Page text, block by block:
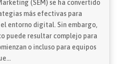
(SEM) se ha convertido
más efectivas para
entorno digital. Sin embargo,
puede resultar complejo para
o incluso para equipos